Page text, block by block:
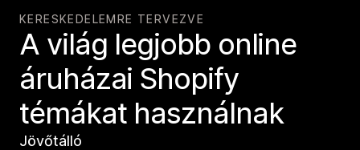
KERESKEDELEMRE TERVEZVE
A világ legjobb online
áruházai Shopify
témákat használnak
Jövőtálló